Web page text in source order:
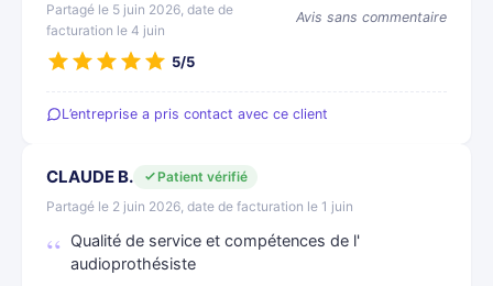
Partagé le 5 juin 2026, date de
facturation le 4 juin
Avis sans commentaire
5/5
L’entreprise a pris contact avec ce client
CLAUDE B.
Patient vérifié
Partagé le 2 juin 2026, date de facturation le 1 juin
Qualité de service et compétences de l'
audioprothésiste